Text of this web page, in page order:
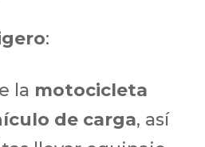
:
la motocicleta
de carga, así